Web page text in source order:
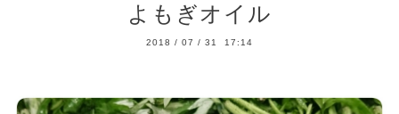
よもぎオイル
2018 / 07 / 31 17:14